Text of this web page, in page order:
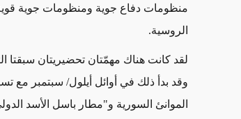
منظومات دفاع جوية ومنظومات جوية
الروسية.
لقد كانت هناك مهمّتان تحضيريتان سبقتا
وقد بدأ ذلك في أوائل أيلول/ سبتمبر مع
الموانئ السورية و"مطار باسل الأسد